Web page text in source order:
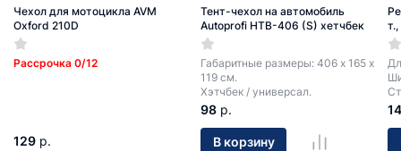
Чехол для мотоцикла AVM
Oxford 210D
Рассрочка 0/12
129 р.
Тент-чехол на автомобиль
Autoprofi HTB-406 (S) хетчбек
Габаритные размеры: 406 х 165 х
119 см.
Хэтчбек / универсал.
98 р.
В корзину
14